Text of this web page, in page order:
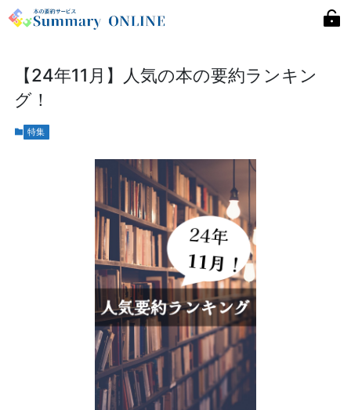
【24年11月】人気の本の要約ランキン
グ！
特集